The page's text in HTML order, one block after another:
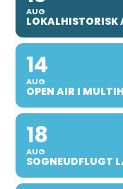
AUG
LOKALHISTORISK
14
AUG
OPEN AIR I
18
AUG
SOGNEUDFLUGT